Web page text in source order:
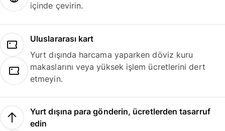
içinde çevirin.
Uluslararası kart
Yurt dışında harcama yaparken döviz kuru
makaslarını veya yüksek işlem ücretlerini dert
etmeyin.
Yurt dışına para gönderin, ücretlerden tasarruf
edin